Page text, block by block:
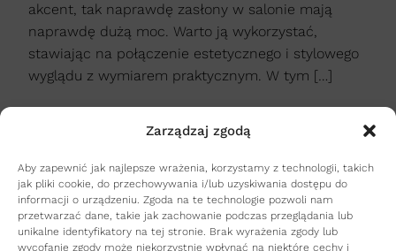
Zarządzaj zgodą
Aby zapewnić jak najlepsze wrażenia, korzystamy z technologii, takich
jak pliki cookie, do przechowywania i/lub uzyskiwania dostępu do
informacji o urządzeniu. Zgoda na te technologie pozwoli nam
przetwarzać dane, takie jak zachowanie podczas przeglądania lub
unikalne identyfikatory na tej stronie. Brak wyrażenia zgody lub
wycofanie zgody może niekorzystnie wpłynąć na niektóre cechy i
akcent, tak naprawdę zasłony w salonie mają
naprawdę dużą moc. Warto ją wykorzystać,
stawiając na połączenie estetycznego i stylowego
wyglądu z wymiarem praktycznym. W tym […]
czytaj dalej